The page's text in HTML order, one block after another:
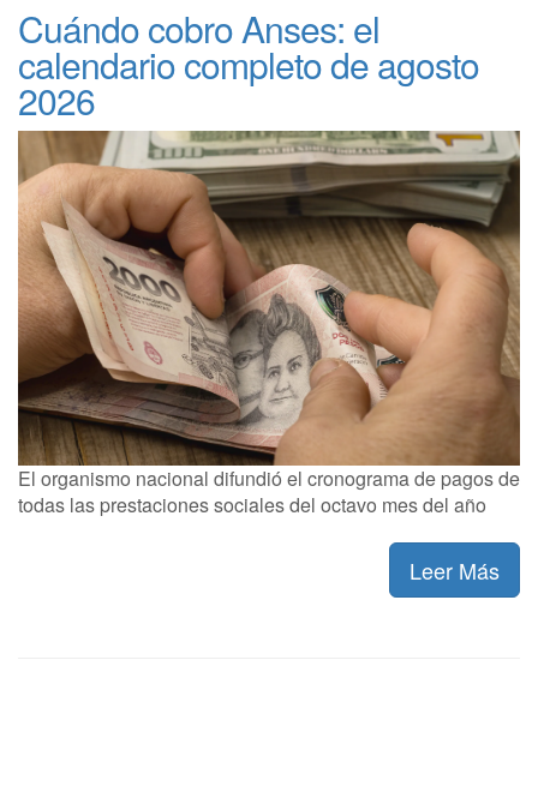
Cuándo cobro Anses: el
calendario completo de agosto
2026
El organismo nacional difundió el cronograma de pagos de
todas las prestaciones sociales del octavo mes del año
Leer Más